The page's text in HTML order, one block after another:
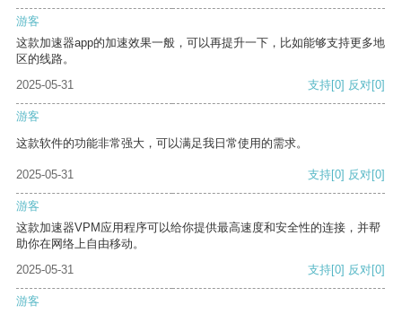
游客
这款加速器app的加速效果一般，可以再提升一下，比如能够支持更多地
区的线路。
2025-05-31
支持[0] 反对[0]
游客
这款软件的功能非常强大，可以满足我日常使用的需求。
2025-05-31 支持[0] 反对[0]
游客
这款加速器VPM应用程序可以给你提供最高速度和安全性的连接，并帮
助你在网络上自由移动。
2025-05-31
支持[0] 反对[0]
游客